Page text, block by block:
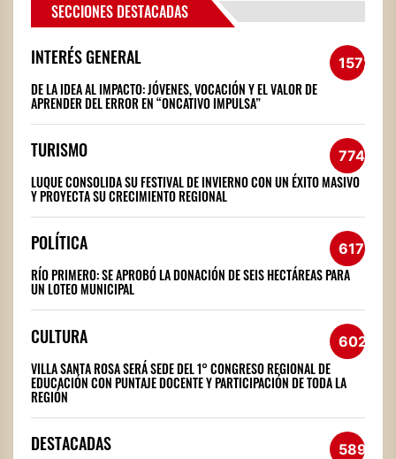
SECCIONES DESTACADAS
INTERÉS GENERAL 1572
DE LA IDEA AL IMPACTO: JÓVENES, VOCACIÓN Y EL VALOR DE
APRENDER DEL ERROR EN “ONCATIVO IMPULSA”
TURISMO 774
LUQUE CONSOLIDA SU FESTIVAL DE INVIERNO CON UN ÉXITO MASIVO
Y PROYECTA SU CRECIMIENTO REGIONAL
POLÍTICA 617
RÍO PRIMERO: SE APROBÓ LA DONACIÓN DE SEIS HECTÁREAS PARA
UN LOTEO MUNICIPAL
CULTURA 602
VILLA SANTA ROSA SERÁ SEDE DEL 1° CONGRESO REGIONAL DE
EDUCACIÓN CON PUNTAJE DOCENTE Y PARTICIPACIÓN DE TODA LA
REGIÓN
DESTACADAS 589